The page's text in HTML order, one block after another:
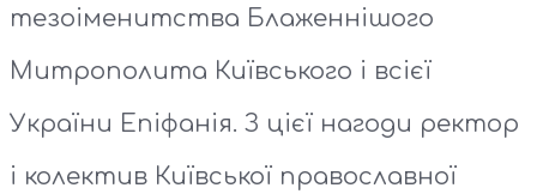
тезоіменитства Блаженнішого
Митрополита Київського і всієї
України Епіфанія. З цієї нагоди ректор
і колектив Київської православної